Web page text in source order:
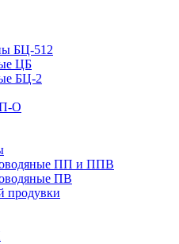
БЦ-512
ЦБ
БЦ-2
О
ПП и ППВ
ПВ
продувки